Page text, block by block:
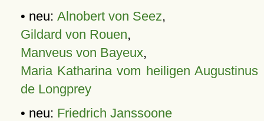
• neu: Alnobert von Seez,
Gildard von Rouen,
Manveus von Bayeux,
Maria Katharina vom heiligen Augustinus
de Longprey
• neu: Friedrich Janssoone